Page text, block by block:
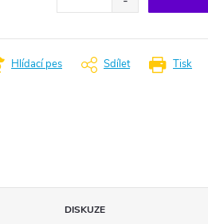
Tisk
Hlídací pes Sdílet
DISKUZE